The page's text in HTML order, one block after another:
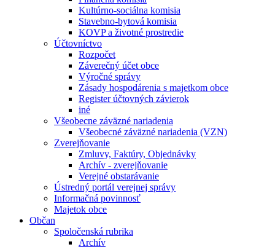
Kultúrno-sociálna komisia
Stavebno-bytová komisia
KOVP a životné prostredie
Účtovníctvo
Rozpočet
Záverečný účet obce
Výročné správy
Zásady hospodárenia s majetkom obce
Register účtovných závierok
iné
Všeobecne záväzné nariadenia
Všeobecné záväzné nariadenia (VZN)
Zverejňovanie
Zmluvy, Faktúry, Objednávky
Archív - zverejňovanie
Verejné obstarávanie
Ústredný portál verejnej správy
Informačná povinnosť
Majetok obce
Občan
Spoločenská rubrika
Archív